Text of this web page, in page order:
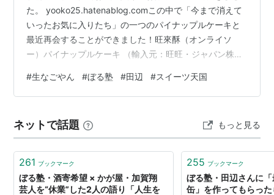
た。 yooko25.hatenablog.comこの中で「今まで消えて
いったお気に入りたち」の一つのパイナップルケーキと
最近再会することができました！旺來酥（オンライソ
ー）パイナップルケーキ （輸入元：旺旺・ジャパン株式
しますが、嬉しい！！！近所のスーパーのスタメンにな
って欲しいので時々買おうと思います。ちなみに上記の
ョコラングドシャは全く見なくなってしまった。こちら
ももう一度売って欲しいです。あと、お菓子にまつわる
ことで嬉しかったのは最近…
#生なごやん #ぼる塾 #田辺 #スイーツ天国
ネットで話題 もっと見る
261 ブックマーク
ぼる塾・酒寄希望 × かが屋・加賀翔
芸人を“休業”した2人の語り「人生を
255 ブックマーク
ぼる塾・田辺さんに
缶」を作ってもらっ